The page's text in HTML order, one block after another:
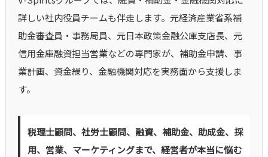
詳しい社内役員チームも伴走します。元経済産業省系補
助金審査員・事務局員、元日本政策金融公庫支店長、元
信用金庫融資担当営業などの専門家が、補助金申請、事
業計画、資金繰り、金融機関対応を実務面から支援しま
す。
税理士顧問、社労士顧問、融資、補助金、助成金、採
用、営業、マーケティングまで、経営者が本当に悩む